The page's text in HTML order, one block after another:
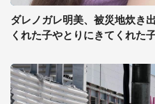
ダレノガレ明美、被災地炊き
くれた子やとりにきてくれた